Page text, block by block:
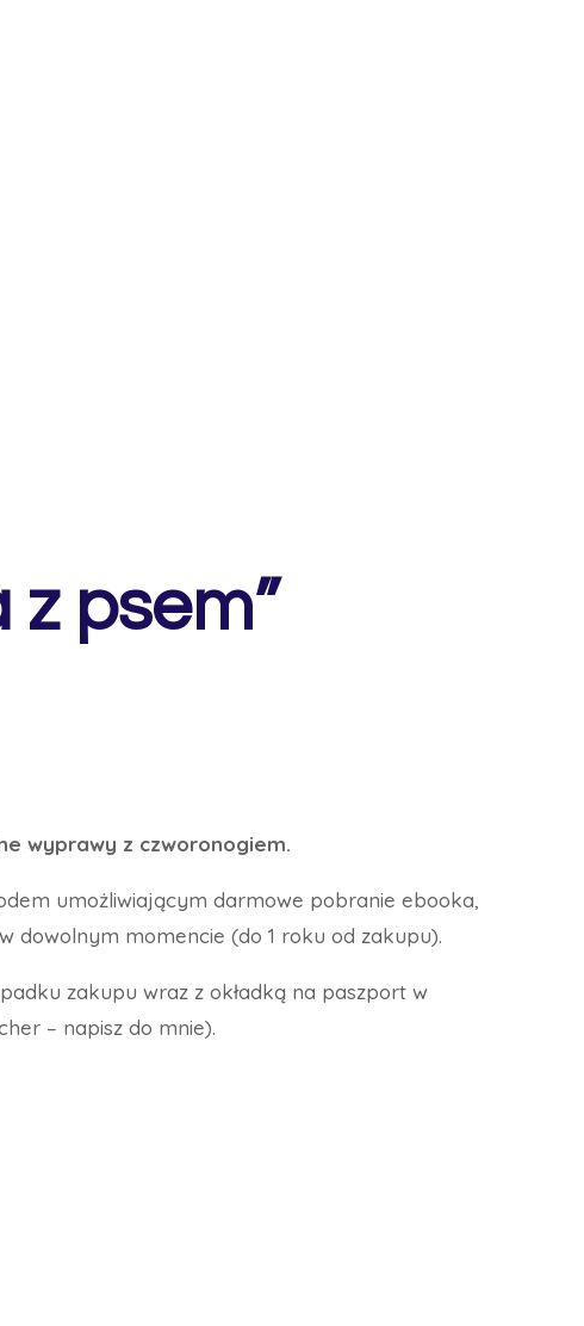
z psem”
wyprawy z czworonogiem.
umożliwiającym darmowe pobranie ebooka,
dowolnym momencie (do 1 roku od zakupu).
zakupu wraz z okładką na paszport w
– napisz do mnie).